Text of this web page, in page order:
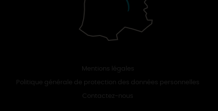
Mentions légales
Politique générale de protection des données personnelles
Contactez-nous